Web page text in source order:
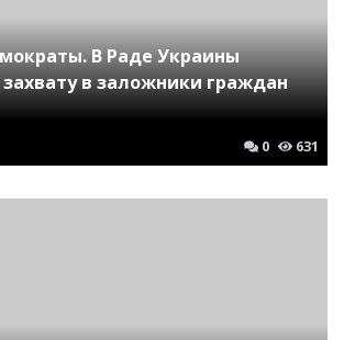
В Раде Украины
в заложники граждан
0 631